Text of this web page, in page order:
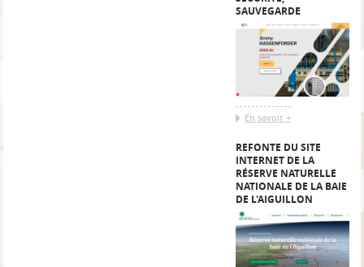
SAUVEGARDE
En savoir +
REFONTE DU SITE
INTERNET DE LA
RÉSERVE NATURELLE
NATIONALE DE LA BAIE
DE L'AIGUILLON